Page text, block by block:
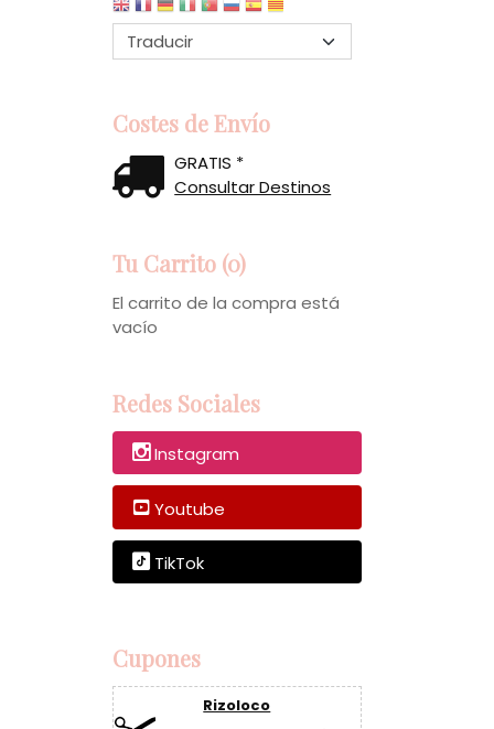
Costes de Envío
GRATIS *
Consultar Destinos
Tu Carrito (0)
El carrito de la compra está
vacío
Redes Sociales
Instagram
Youtube
TikTok
Cupones
Rizoloco